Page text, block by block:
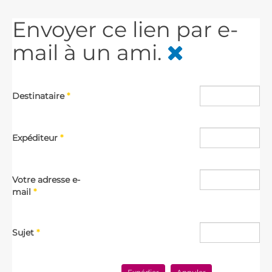
Envoyer ce lien par e-
mail à un ami.
Destinataire*
Expéditeur *
Votre adresse e-
mail *
Sujet *